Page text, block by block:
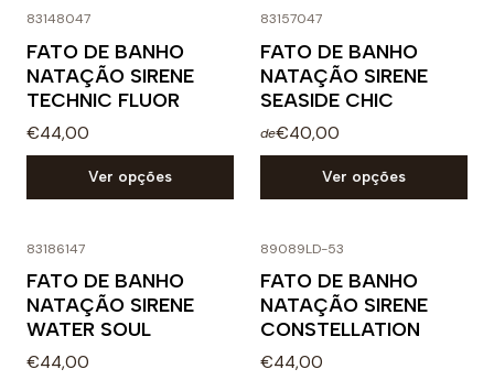
83148047
FATO DE BANHO
NATAÇÃO SIRENE
TECHNIC FLUOR
€44,00
Ver opções
83157047
FATO DE BANHO
NATAÇÃO SIRENE
SEASIDE CHIC
de€40,00
Ver opções
83186147
FATO DE BANHO
NATAÇÃO SIRENE
WATER SOUL
€44,00
89089LD-53
FATO DE BANHO
NATAÇÃO SIRENE
CONSTELLATION
€44,00